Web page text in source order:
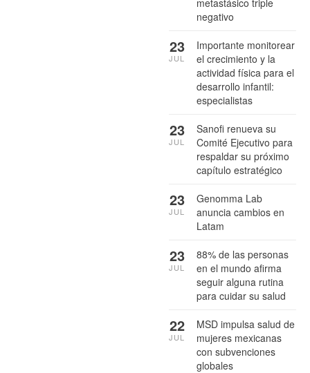
negativo
Importante monitorear
el crecimiento y la
actividad física para el
desarrollo infantil:
especialistas
23
JUL
Sanofi renueva su
Comité Ejecutivo para
respaldar su próximo
capítulo estratégico
23
JUL
Genomma Lab
anuncia cambios en
Latam
23
JUL
88% de las personas
en el mundo afirma
seguir alguna rutina
para cuidar su salud
23
JUL
MSD impulsa salud de
mujeres mexicanas
con subvenciones
globales
22
JUL